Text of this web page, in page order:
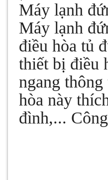
Máy lạnh
Máy lạnh
điều hòa tủ
thiết bị điều
ngang
hòa này
đình,...